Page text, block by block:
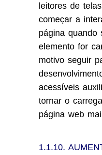
leitores de
começar a
página quando
elemento for
motivo seguir
acessíveis
tornar o
página web
1.1.10.